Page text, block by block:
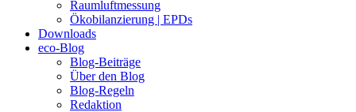
Raumluftmessung
Ökobilanzierung | EPDs
Downloads
eco-Blog
Blog-Beiträge
Über den Blog
Blog-Regeln
Redaktion